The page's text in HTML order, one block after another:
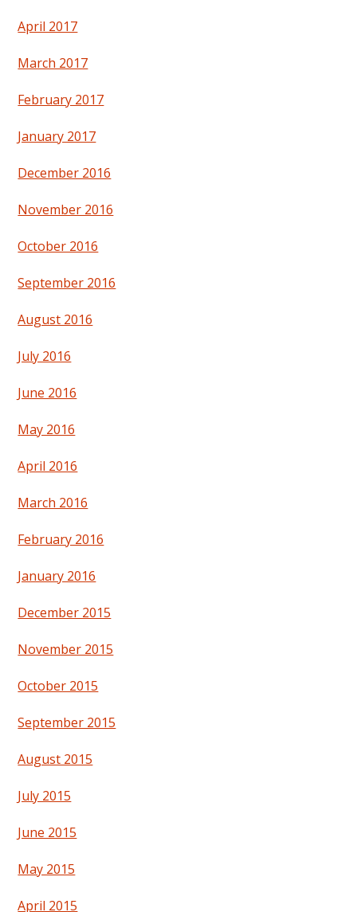
April 2017
March 2017
February 2017
January 2017
December 2016
November 2016
October 2016
September 2016
August 2016
July 2016
June 2016
May 2016
April 2016
March 2016
February 2016
January 2016
December 2015
November 2015
October 2015
September 2015
August 2015
July 2015
June 2015
May 2015
April 2015